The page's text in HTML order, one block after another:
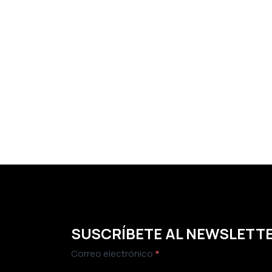
SUSCRÍBETE AL
Newsletter
Correo electrónico *